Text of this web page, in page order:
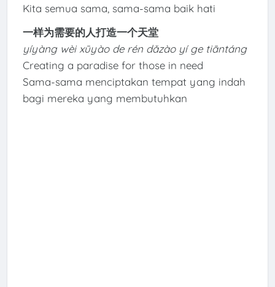
Kita semua sama, sama-sama baik hati
一样为需要的人打造一个天堂
yíyàng wèi xūyào de rén dǎzào yí ge tiāntáng
Creating a paradise for those in need
Sama-sama menciptakan tempat yang indah
bagi mereka yang membutuhkan